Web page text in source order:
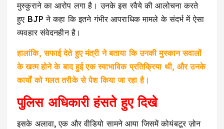
मुस्कुराने का आरोप लगा है। उनके इस रवैये की आलोचना करते
हुए BJP ने कहा कि इतने गंभीर आपराधिक मामले के संदर्भ में ऐसा
व्यवहार संवेदनहीन है।
हालांकि, सफाई देते हुए मंत्री ने बताया कि उनकी मुस्कान सवालों
के खत्म होने के बाद हुई एक स्वाभाविक प्रतिक्रिया थी, और उनके
कार्यों को गलत तरीके से पेश किया जा रहा है।
पुलिस अधिकारी हंसते हुए दिखे
इसके अलावा, एक और वीडियो सामने आया जिसमें कोयंबटूर ज़ोन